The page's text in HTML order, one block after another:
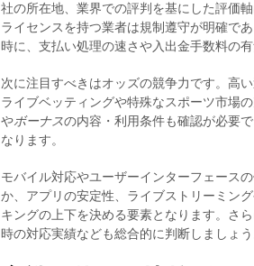
社の所在地、業界での評判を基にした評価
ライセンスを持つ業者は規制遵守が明確で
時に、支払い処理の速さや入出金手数料の
次に注目すべきはオッズの競争力です。高
ライブベッティングや特殊なスポーツ市場
やボーナスの内容・利用条件も確認が必要
なります。
モバイル対応やユーザーインターフェース
か、アプリの安定性、ライブストリーミン
キングの上下を決める要素となります。さ
時の対応実績なども総合的に判断しましょう